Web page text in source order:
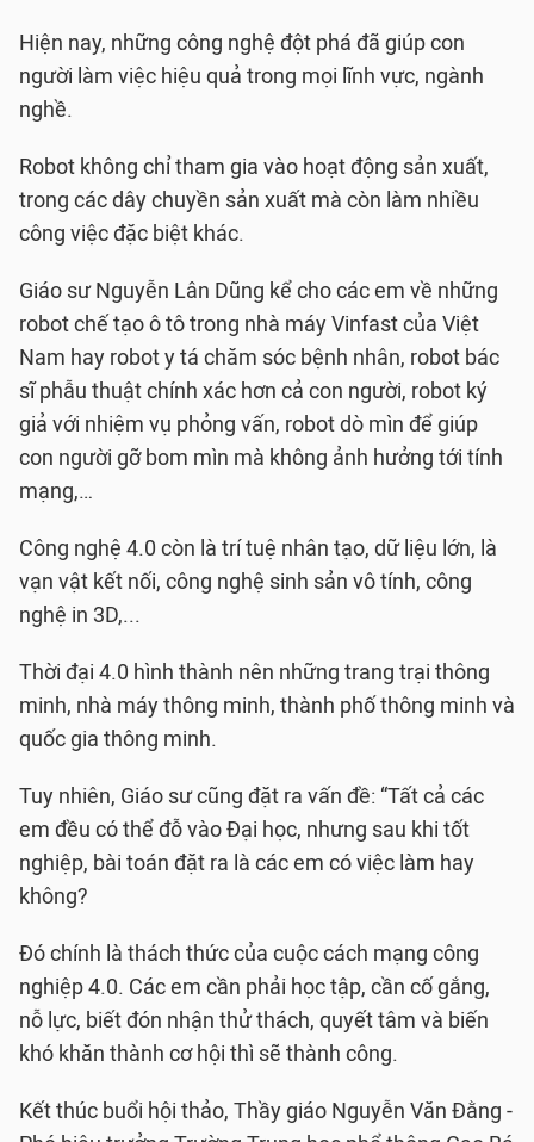
Hiện nay, những công nghệ đột phá đã giúp con
người làm việc hiệu quả trong mọi lĩnh vực, ngành
nghề.
Robot không chỉ tham gia vào hoạt động sản xuất,
trong các dây chuyền sản xuất mà còn làm nhiều
công việc đặc biệt khác.
Giáo sư Nguyễn Lân Dũng kể cho các em về những
robot chế tạo ô tô trong nhà máy Vinfast của Việt
Nam hay robot y tá chăm sóc bệnh nhân, robot bác
sĩ phẫu thuật chính xác hơn cả con người, robot ký
giả với nhiệm vụ phỏng vấn, robot dò mìn để giúp
con người gỡ bom mìn mà không ảnh hưởng tới tính
mạng,…
Công nghệ 4.0 còn là trí tuệ nhân tạo, dữ liệu lớn, là
vạn vật kết nối, công nghệ sinh sản vô tính, công
nghệ in 3D,...
Thời đại 4.0 hình thành nên những trang trại thông
minh, nhà máy thông minh, thành phố thông minh và
quốc gia thông minh.
Tuy nhiên, Giáo sư cũng đặt ra vấn đề: “Tất cả các
em đều có thể đỗ vào Đại học, nhưng sau khi tốt
nghiệp, bài toán đặt ra là các em có việc làm hay
không?
Đó chính là thách thức của cuộc cách mạng công
nghiệp 4.0. Các em cần phải học tập, cần cố gắng,
nỗ lực, biết đón nhận thử thách, quyết tâm và biến
khó khăn thành cơ hội thì sẽ thành công.
Kết thúc buổi hội thảo, Thầy giáo Nguyễn Văn Đằng -